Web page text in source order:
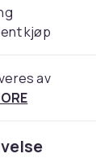
kjøp
av